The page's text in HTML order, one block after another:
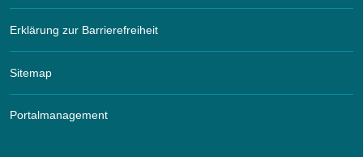
Erklärung zur Barrierefreiheit
Sitemap
Portalmanagement